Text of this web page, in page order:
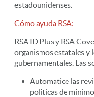
estadounidenses.
Cómo ayuda RSA:
RSA ID Plus y RSA
organismos estatales y
gubernamentales. Las
Automatice las
políticas de